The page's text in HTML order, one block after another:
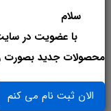
سلام
با عضویت در سایت
محصولات جدید بصورت
الان ثبت نام می کنم